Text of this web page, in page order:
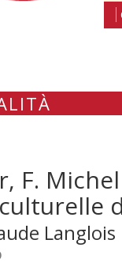
F.
Langlois